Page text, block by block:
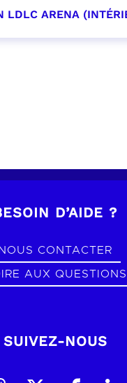
LDLC ARENA
D’AIDE ?
NOUS CONTACTER
AUX QUESTIONS
SUIVEZ-NOUS